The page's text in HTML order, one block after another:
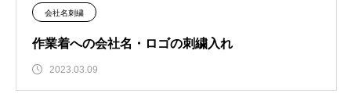
会社名刺繍
作業着への会社名・ロゴの刺繍入れ
2023.03.09